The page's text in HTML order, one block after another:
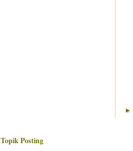
►
Topik Posting